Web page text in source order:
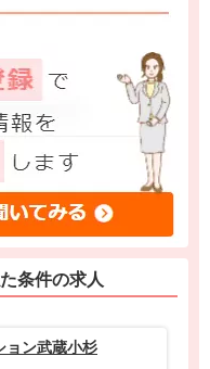
条件の求人
ョン武蔵小杉